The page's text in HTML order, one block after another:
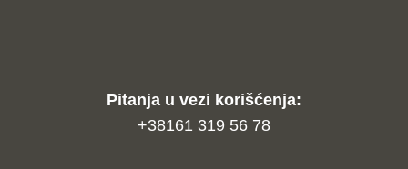
Pitanja u vezi korišćenja:
+38161 319 56 78